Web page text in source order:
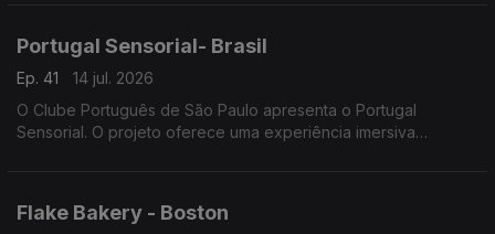
Portugal Sensorial- Brasil
Ep. 41
14 jul. 2026
O Clube Português de São Paulo apresenta o Portugal
Sensorial. O projeto oferece uma experiência imersiva
Flake Bakery - Boston